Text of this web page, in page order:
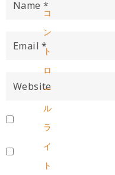
コ
ン
ト
ロ
ー
ル
ラ
イ
ト